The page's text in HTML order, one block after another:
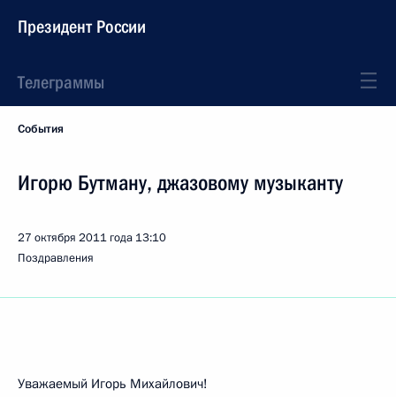
Президент России
Телеграммы
События
Игорю Бутману, джазовому музыканту
27 октября 2011 года 13:10
Поздравления
Уважаемый Игорь Михайлович!